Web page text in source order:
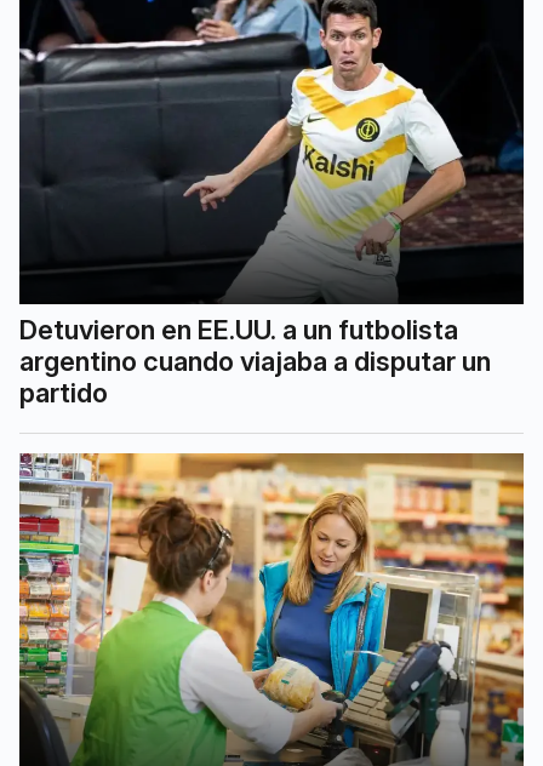
Detuvieron en EE.UU. a un futbolista
argentino cuando viajaba a disputar un
partido